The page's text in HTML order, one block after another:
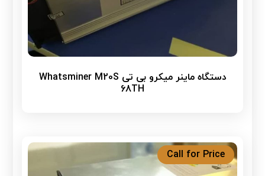
دستگاه ماینر میکرو بی تی Whatsminer M20S
68TH
Call for Price